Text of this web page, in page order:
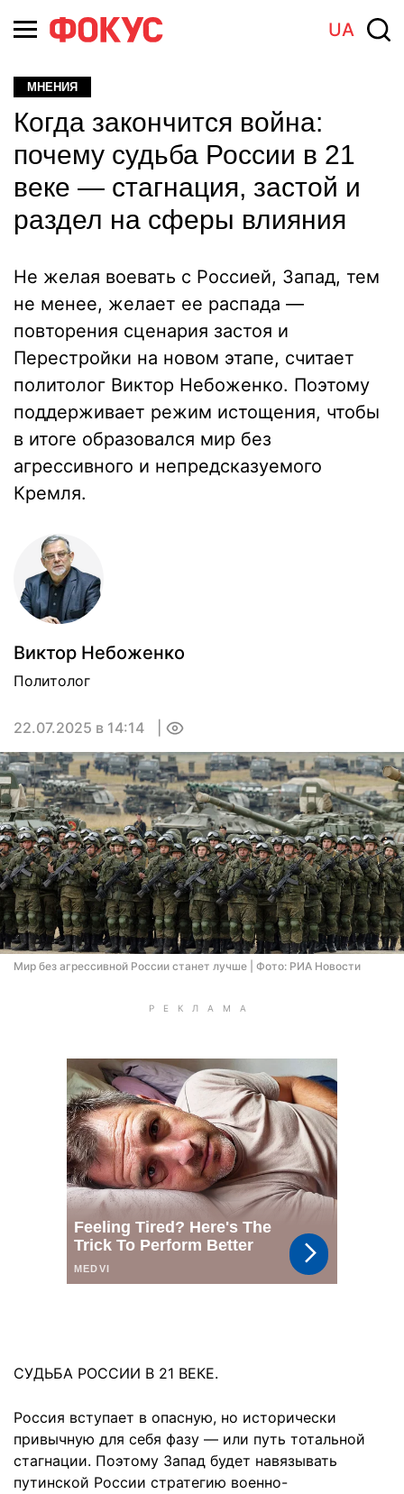
UA
МНЕНИЯ
Когда закончится война:
почему судьба России в 21
веке — стагнация, застой и
раздел на сферы влияния
Не желая воевать с Россией, Запад, тем
не менее, желает ее распада —
повторения сценария застоя и
Перестройки на новом этапе, считает
политолог Виктор Небоженко. Поэтому
поддерживает режим истощения, чтобы
в итоге образовался мир без
агрессивного и непредсказуемого
Кремля.
Виктор Небоженко
Политолог
22.07.2025 в 14:14
Мир без агрессивной России станет лучше | Фото: РИА Новости
СУДЬБА РОССИИ В 21 ВЕКЕ.
Россия вступает в опасную, но исторически
привычную для себя фазу — или путь тотальной
стагнации. Поэтому Запад будет навязывать
путинской России стратегию военно-